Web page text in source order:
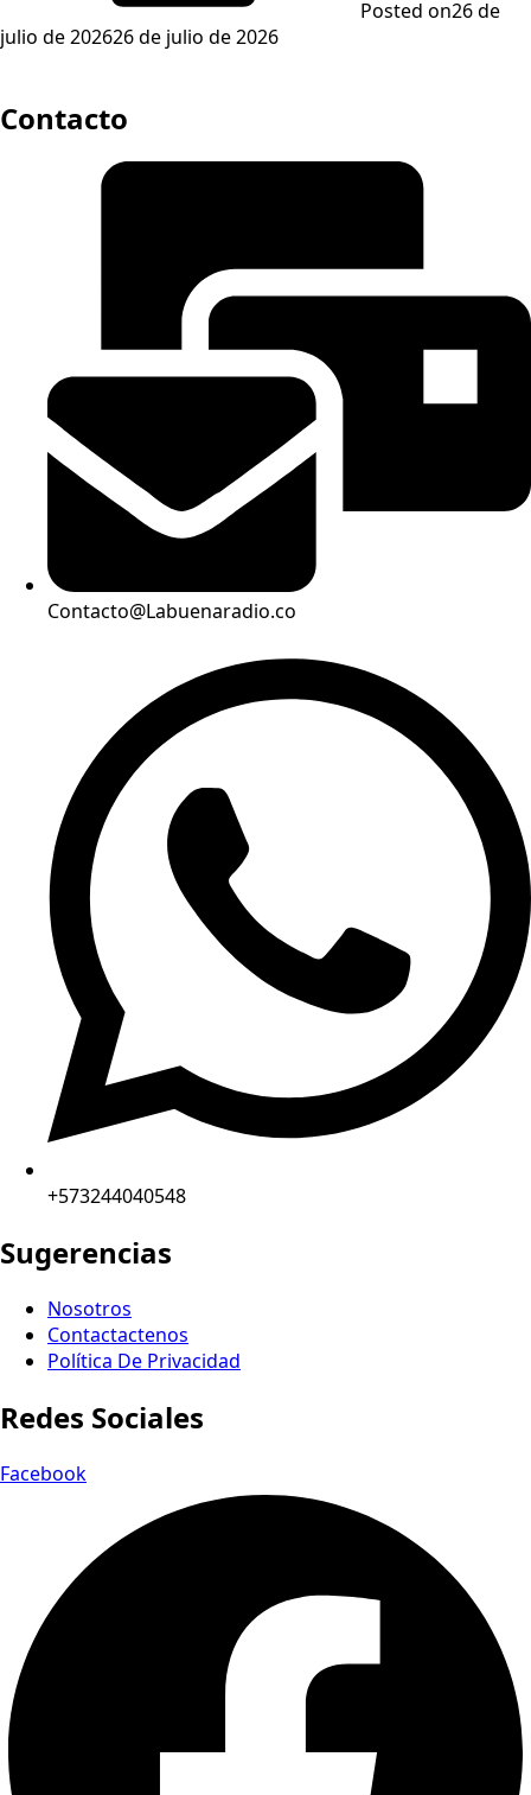
Posted on26 de
julio de 202626 de julio de 2026
Contacto
Contacto@Labuenaradio.co
+573244040548
Sugerencias
Nosotros
Contactactenos
Política De Privacidad
Redes Sociales
Facebook